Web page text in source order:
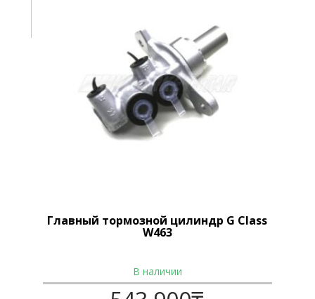
Главный тормозной цилиндр G Class
W463
В наличии